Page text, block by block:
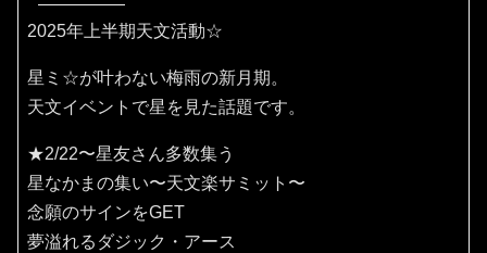
2025年上半期天文活動☆
星ミ☆が叶わない梅雨の新月期。
天文イベントで星を見た話題です。
★2/22〜星友さん多数集う
星なかまの集い〜天文楽サミット〜
念願のサインをGET
夢溢れるダジック・アース